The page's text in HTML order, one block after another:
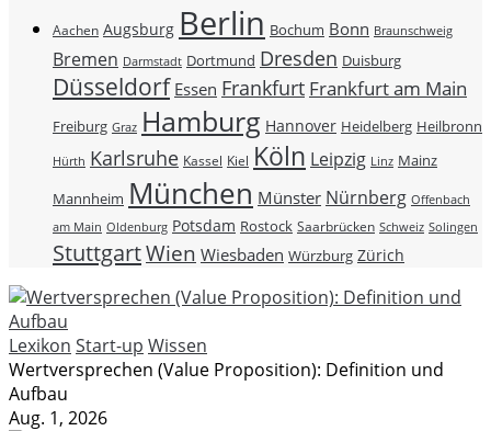
Aachen Augsburg Berlin Bochum Bonn Braunschweig
Bremen Darmstadt Dortmund Dresden Duisburg
Düsseldorf Essen Frankfurt Frankfurt am Main
Freiburg Graz Hamburg Hannover Heidelberg Heilbronn
Hürth Karlsruhe Kassel Kiel Köln Leipzig Linz Mainz
Mannheim München Münster Nürnberg Offenbach
am Main Oldenburg Potsdam Rostock Saarbrücken Schweiz Solingen
StuttgartWien Wiesbaden Würzburg Zürich
Lexikon Start-up Wissen
Wertversprechen (Value Proposition): Definition und
Aufbau
Aug. 1, 2026